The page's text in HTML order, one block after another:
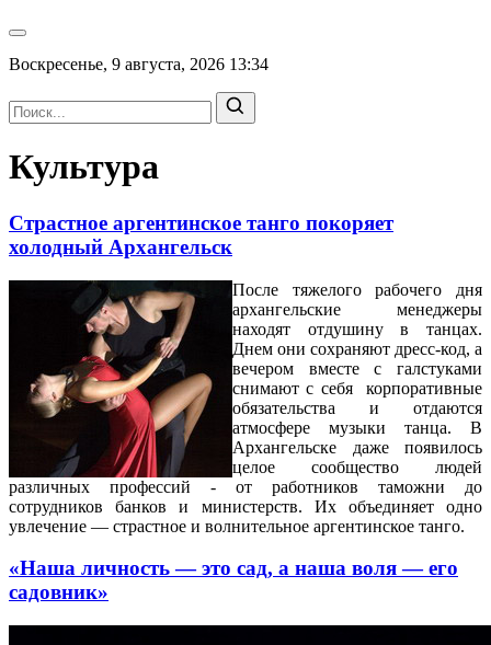
Воскресенье, 9 августа, 2026 13:34
Культура
Страстное аргентинское танго покоряет
холодный Архангельск
После тяжелого рабочего дня
архангельские менеджеры
находят отдушину в танцах.
Днем они сохраняют дресс-код, а
вечером вместе с галстуками
снимают с себя корпоративные
обязательства и отдаются
атмосфере музыки танца. В
Архангельске даже появилось
целое сообщество людей
различных профессий - от работников таможни до
сотрудников банков и министерств. Их объединяет одно
увлечение — страстное и волнительное аргентинское танго.
«Наша личность — это сад, а наша воля — его
садовник»